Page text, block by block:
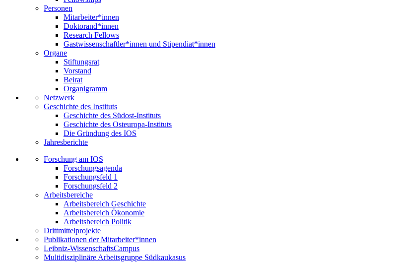
Personen
Mitarbeiter*innen
Doktorand*innen
Research Fellows
Gastwissenschaftler*innen und Stipendiat*innen
Organe
Stiftungsrat
Vorstand
Beirat
Organigramm
Netzwerk
Geschichte des Instituts
Geschichte des Südost-Instituts
Geschichte des Osteuropa-Instituts
Die Gründung des IOS
Jahresberichte
Forschung am IOS
Forschungsagenda
Forschungsfeld 1
Forschungsfeld 2
Arbeitsbereiche
Arbeitsbereich Geschichte
Arbeitsbereich Ökonomie
Arbeitsbereich Politik
Drittmittelprojekte
Publikationen der Mitarbeiter*innen
Leibniz-WissenschaftsCampus
Multidisziplinäre Arbeitsgruppe Südkaukasus